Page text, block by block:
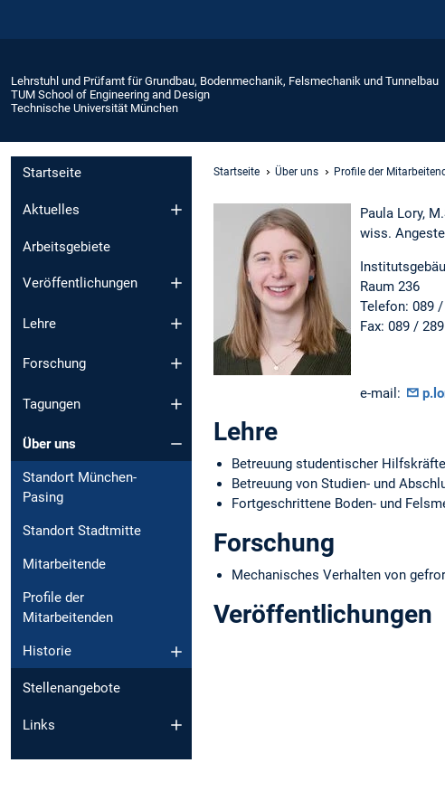
Lehrstuhl und Prüfamt für Grundbau, Bodenmechanik, Felsmechanik und Tunnelbau
TUM School of Engineering and Design
Technische Universität München
Startseite
Aktuelles
Arbeitsgebiete
Veröffentlichungen
Lehre
Forschung
Tagungen
Über uns
Standort München-
Pasing
Standort Stadtmitte
Mitarbeitende
Profile der
Mitarbeitenden
Historie
Stellenangebote
Links
Startseite Über uns Profile der
Paula Lory,
wiss.
Raum 236
Telefon: 089
Fax: 089 /
e-mail:
Lehre
Betreuung studentischer Hilfskräfte
Betreuung von Studien- und
Fortgeschrittene Boden- und
Forschung
Mechanisches Verhalten von
Veröffentlichungen